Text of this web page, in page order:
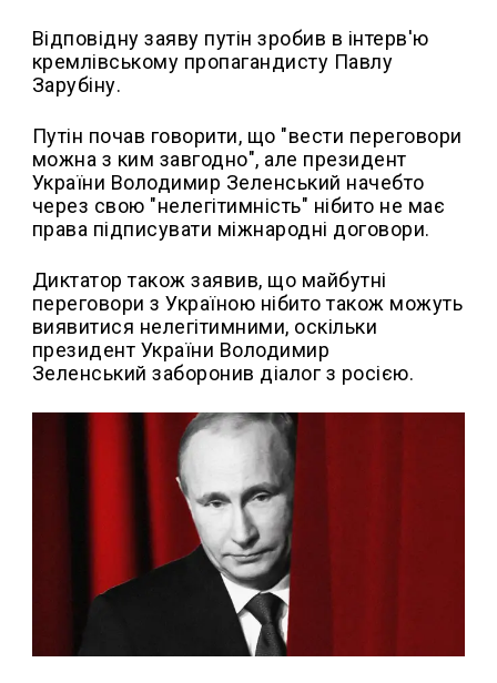
Відповідну заяву путін зробив в інтерв'ю
кремлівському пропагандисту Павлу
Зарубіну.
Путін почав говорити, що "вести переговори
можна з ким завгодно", але президент
України Володимир Зеленський начебто
через свою "нелегітимність" нібито не має
права підписувати міжнародні договори.
Диктатор також заявив, що майбутні
переговори з Україною нібито також можуть
виявитися нелегітимними, оскільки
президент України Володимир
Зеленський заборонив діалог з росією.